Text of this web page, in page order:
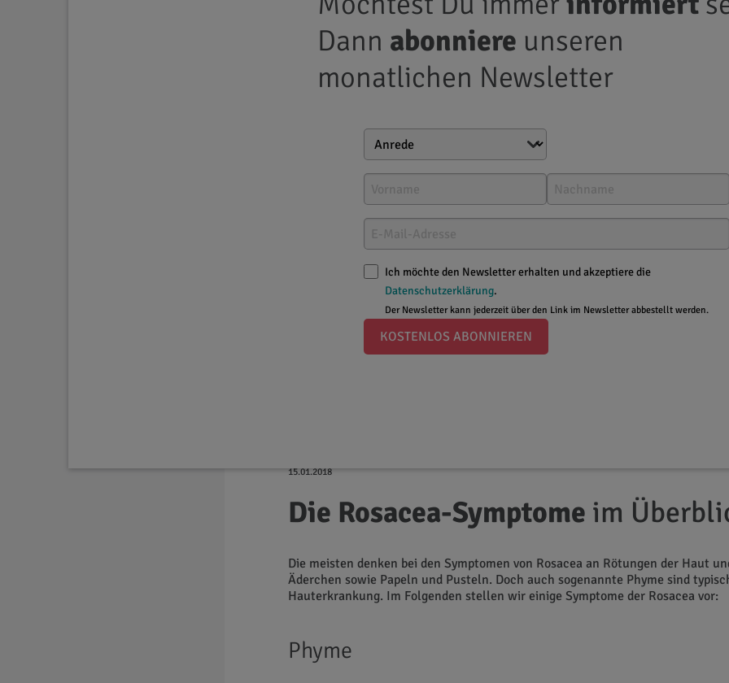
Dann abonniere unseren
monatlichen Newsletter
Ich möchte den Newsletter erhalten und akzeptiere die
Datenschutzerklärung.
Der Newsletter kann jederzeit über den Link im Newsletter abbestellt werden.
KOSTENLOS ABONNIEREN
15.01.2018
Die Rosacea-Symptome im
Die meisten denken bei den Symptomen von Rosacea an Rötungen der Haut
Äderchen sowie Papeln und Pusteln. Doch auch sogenannte Phyme sind
Hauterkrankung. Im Folgenden stellen wir einige Symptome der Rosacea vor:
Phyme